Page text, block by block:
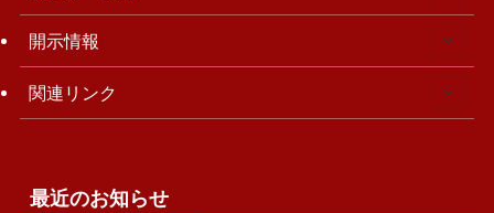
開示情報
関連リンク
最近のお知らせ